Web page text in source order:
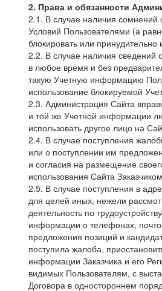
2. Права и обязанности
2.1. В случае наличия сомнений
Условий Пользователями (а
блокировать или
2.2. В случае наличия сведений
в любое время и без
такую Учетную информацию
использование блокируемой
2.3. Администрация Сайта
и той же Учетной информации
использовать другое лицо на
2.4. В случае поступления
или о поступлении им
и согласия на размещение
использования Сайта
2.5. В случае поступления в
для целей иных, нежели
деятельность по
информации о телефонах,
предложения позиций и
поступила жалоба,
информации Заказчика и его
видимых Пользователям, с
Договора в одностороннем